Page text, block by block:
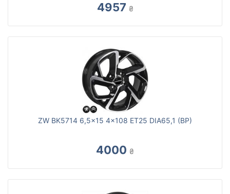
4957 ₴
ZW BK5714 6,5x15 4x108 ET25 DIA65,1 (BP)
4000 ₴